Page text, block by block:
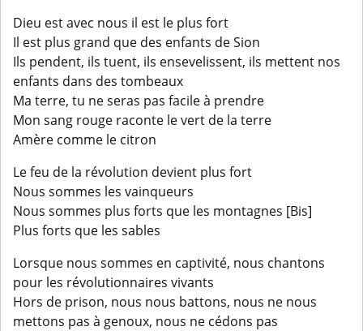
Dieu est avec nous il est le plus fort
Il est plus grand que des enfants de Sion
Ils pendent, ils tuent, ils ensevelissent, ils mettent nos
enfants dans des tombeaux
Ma terre, tu ne seras pas facile à prendre
Mon sang rouge raconte le vert de la terre
Amère comme le citron
Le feu de la révolution devient plus fort
Nous sommes les vainqueurs
Nous sommes plus forts que les montagnes [Bis]
Plus forts que les sables
Lorsque nous sommes en captivité, nous chantons
pour les révolutionnaires vivants
Hors de prison, nous nous battons, nous ne nous
mettons pas à genoux, nous ne cédons pas